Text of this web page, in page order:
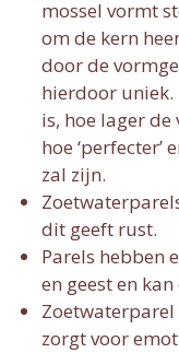
mossel vormt
om de kern
door de
hierdoor
is, hoe lager
hoe
zal zijn.
dit geeft rust.
Parels hebben
en geest en
zorgt voor